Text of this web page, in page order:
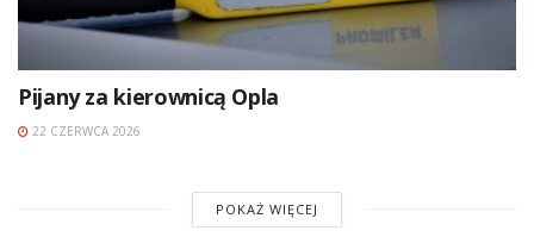
Pijany za kierownicą Opla
22 CZERWCA 2026
POKAŻ WIĘCEJ